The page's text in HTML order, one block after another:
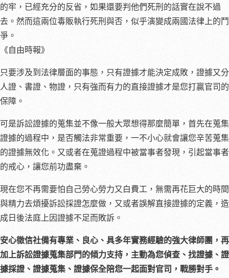
的牢，已經充分的反省，如果還要判他們死刑的話實在說不過
去。然而這兩位毒販執行死刑與否，似乎演變成兩國法律上的鬥
爭。
《自由時報》
只要涉及到法律層面的事態，只有證據才能決定成敗，證據又分
人證、書證、物證，只有強而有力的直接證據才是您打贏官司的
保障。
可是訴訟證據的蒐集並不像一般大眾想得那麼簡單，首先在蒐集
證據的過程中，是否觸法非常重要，一不小心就會讓您辛苦蒐集
的證據無效化。又或者在蒐證過程中被當事者發現，引起當事者
的戒心，讓您前功盡棄。
現在您不再需要怕自己勞心勞力又白費工，無需再花巨大的時間
與精力去煩擾訴訟採證怎麼做，又或者誤解直接證據的定義，造
成日後法庭上因證據不足而敗訴。
安心徵信社備有專業、良心、具多年實務經驗的強大律師團，再
加上訴訟證據蒐集部門的傾力支持，主動為您偵查、找證據、證
據採證、證據蒐集、證據保全陪您一起面對官司，戰勝對手。